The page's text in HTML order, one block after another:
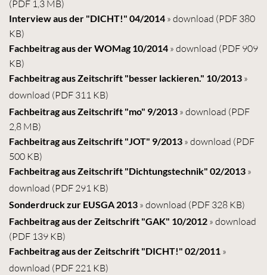
(PDF 1,3 MB)
Interview aus der "DICHT!" 04/2014 » download (PDF 380
KB)
Fachbeitrag aus der WOMag 10/2014 » download (PDF 909
KB)
Fachbeitrag aus Zeitschrift "besser lackieren." 10/2013 »
download (PDF 311 KB)
Fachbeitrag aus Zeitschrift "mo" 9/2013 » download (PDF
2,8 MB)
Fachbeitrag aus Zeitschrift "JOT" 9/2013 » download (PDF
500 KB)
Fachbeitrag aus Zeitschrift "Dichtungstechnik" 02/2013 »
download (PDF 291 KB)
Sonderdruck zur EUSGA 2013 » download (PDF 328 KB)
Fachbeitrag aus der Zeitschrift "GAK" 10/2012 » download
(PDF 139 KB)
Fachbeitrag aus der Zeitschrift "DICHT!" 02/2011 »
download (PDF 221 KB)